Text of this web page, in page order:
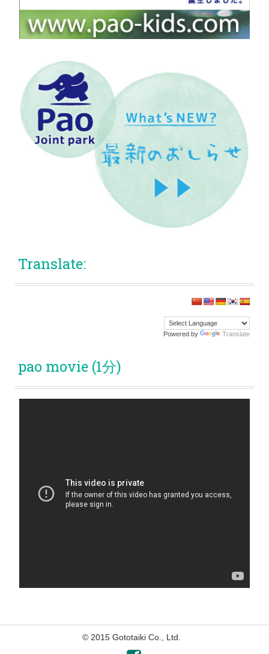
Translate:
Powered by Translate
pao movie (1分)
© 2015 Gototaiki Co., Ltd.